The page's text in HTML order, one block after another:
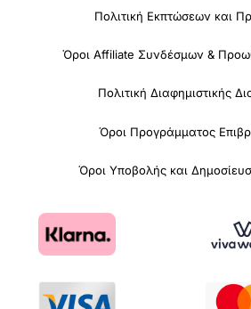
Πολιτική Εκπτώσεων και
Όροι Affiliate Συνδέσμων &
Πολιτική Διαφημιστικής
Όροι Προγράμματος
Όροι Υποβολής και